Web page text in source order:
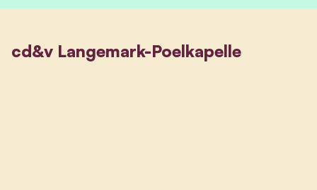
cd&v Langemark-Poelkapelle